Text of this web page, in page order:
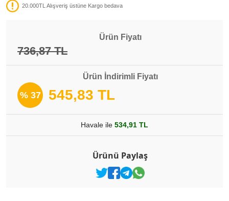
20.000TL Alışveriş üstüne Kargo bedava
Ürün Fiyatı
736,87 TL
Ürün İndirimli Fiyatı
% 37 545,83 TL
Havale ile 534,91 TL
Ürünü Paylaş